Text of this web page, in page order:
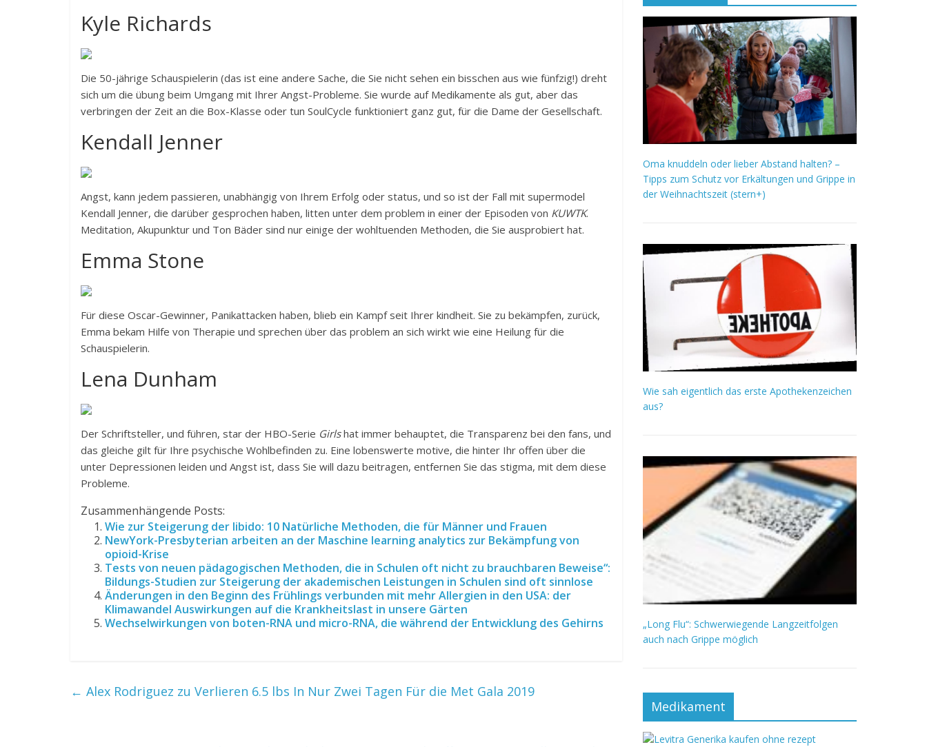
Kyle Richards
Die 50-jährige Schauspielerin (das ist eine andere Sache, die Sie nicht sehen ein bisschen aus wie fünfzig!) dreht
sich um die übung beim Umgang mit Ihrer Angst-Probleme. Sie wurde auf Medikamente als gut, aber das
verbringen der Zeit an die Box-Klasse oder tun SoulCycle funktioniert ganz gut, für die Dame der Gesellschaft.
Kendall Jenner
Angst, kann jedem passieren, unabhängig von Ihrem Erfolg oder status, und so ist der Fall mit supermodel
Kendall Jenner, die darüber gesprochen haben, litten unter dem problem in einer der Episoden von KUWTK.
Meditation, Akupunktur und Ton Bäder sind nur einige der wohltuenden Methoden, die Sie ausprobiert hat.
Emma Stone
Für diese Oscar-Gewinner, Panikattacken haben, blieb ein Kampf seit Ihrer kindheit. Sie zu bekämpfen, zurück,
Emma bekam Hilfe von Therapie und sprechen über das problem an sich wirkt wie eine Heilung für die
Schauspielerin.
Lena Dunham
Der Schriftsteller, und führen, star der HBO-Serie Girlshat immer behauptet, die Transparenz bei den fans, und
das gleiche gilt für Ihre psychische Wohlbefinden zu. Eine lobenswerte motive, die hinter Ihr offen über die
unter Depressionen leiden und Angst ist, dass Sie will dazu beitragen, entfernen Sie das stigma, mit dem diese
Probleme.
Zusammenhängende Posts:
Wie zur Steigerung der libido: 10 Natürliche Methoden, die für Männer und Frauen
NewYork-Presbyterian arbeiten an der Maschine learning analytics zur Bekämpfung von
opioid-Krise
Tests von neuen pädagogischen Methoden, die in Schulen oft nicht zu brauchbaren Beweise“:
Bildungs-Studien zur Steigerung der akademischen Leistungen in Schulen sind oft sinnlose
Änderungen in den Beginn des Frühlings verbunden mit mehr Allergien in den USA: der
Klimawandel Auswirkungen auf die Krankheitslast in unsere Gärten
Wechselwirkungen von boten-RNA und micro-RNA, die während der Entwicklung des Gehirns
← Alex Rodriguez zu Verlieren 6.5 lbs In Nur Zwei Tagen Für die Met Gala 2019
Oma knuddeln oder lieber Abstand halten? –
Tipps zum Schutz vor Erkältungen und Grippe in
der Weihnachtszeit (stern+)
Wie sah eigentlich das erste Apothekenzeichen
aus?
„Long Flu“: Schwerwiegende Langzeitfolgen
auch nach Grippe möglich
Medikament